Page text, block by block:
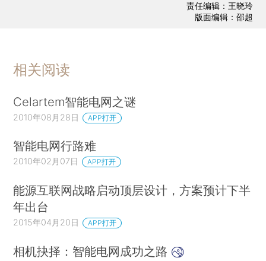
责任编辑：王晓玲
版面编辑：邵超
相关阅读
Celartem智能电网之谜
2010年08月28日 APP打开
智能电网行路难
2010年02月07日 APP打开
能源互联网战略启动顶层设计，方案预计下半
年出台
2015年04月20日 APP打开
相机抉择：智能电网成功之路